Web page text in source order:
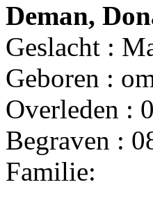
Deman,
Geslacht :
Geboren :
Overleden :
Begraven :
Familie: